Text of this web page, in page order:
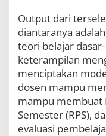
Output dari
diantaranya
teori belajar
keterampilan
menciptakan
dosen mampu
mampu membuat
Semester (RPS),
evaluasi